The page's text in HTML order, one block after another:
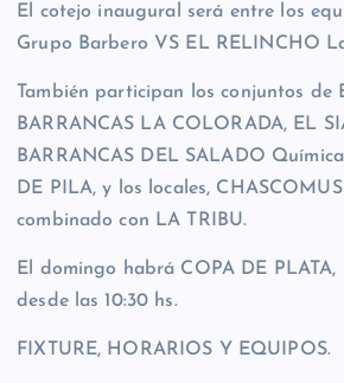
El cotejo inaugural será entre los
Grupo Barbero VS EL RELINCHO
También participan los conjuntos de
BARRANCAS LA COLORADA, EL
BARRANCAS DEL SALADO
DE PILA, y los locales,
combinado con LA TRIBU.
El domingo habrá COPA DE PLATA,
desde las 10:30 hs.
FIXTURE, HORARIOS Y EQUIPOS.